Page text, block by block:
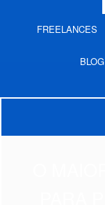
FREELANCES